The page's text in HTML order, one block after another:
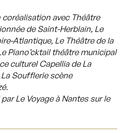
avec Théâtre
de Saint-Herblain, Le
Atlantique, Le Théâtre de la
Piano’cktail théâtre municipal
culturel Capellia de La
Soufflerie scène
Le Voyage à Nantes sur le